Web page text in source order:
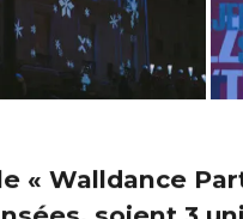
« Walldance